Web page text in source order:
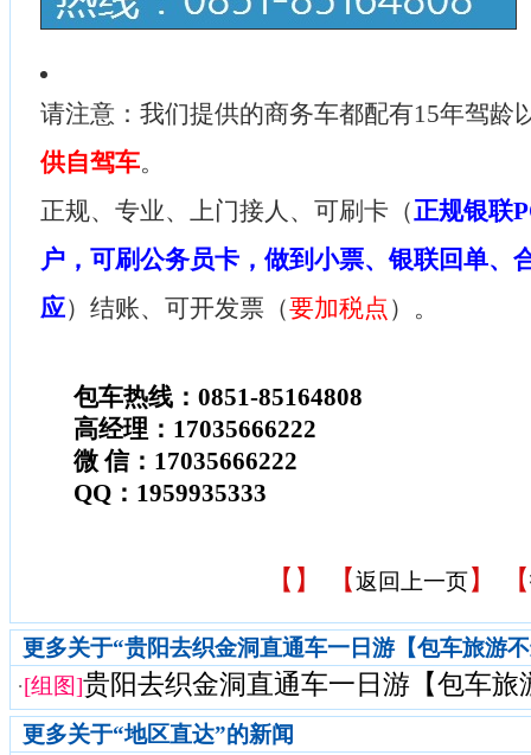
请注意：我们提供的商务车都配有15年驾龄
供自驾车。
正规、专业、上门接人、可刷卡（正规银联
户，可刷公务员卡，做到小票、银联回单、
应）结账、可开发票（要加税点 ）。
包车热线：0851-85164808
高经理：17035666222
微 信：17035666222
QQ：1959935333
【 】 【返回上一页】 【
更多关于“贵阳去织金洞直通车一日游【包车旅游
·[组图]贵阳去织金洞直通车一日游【包车旅
更多关于“地区直达”的新闻